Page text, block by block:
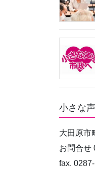
小さな
大田原市
お問合せ
fax.